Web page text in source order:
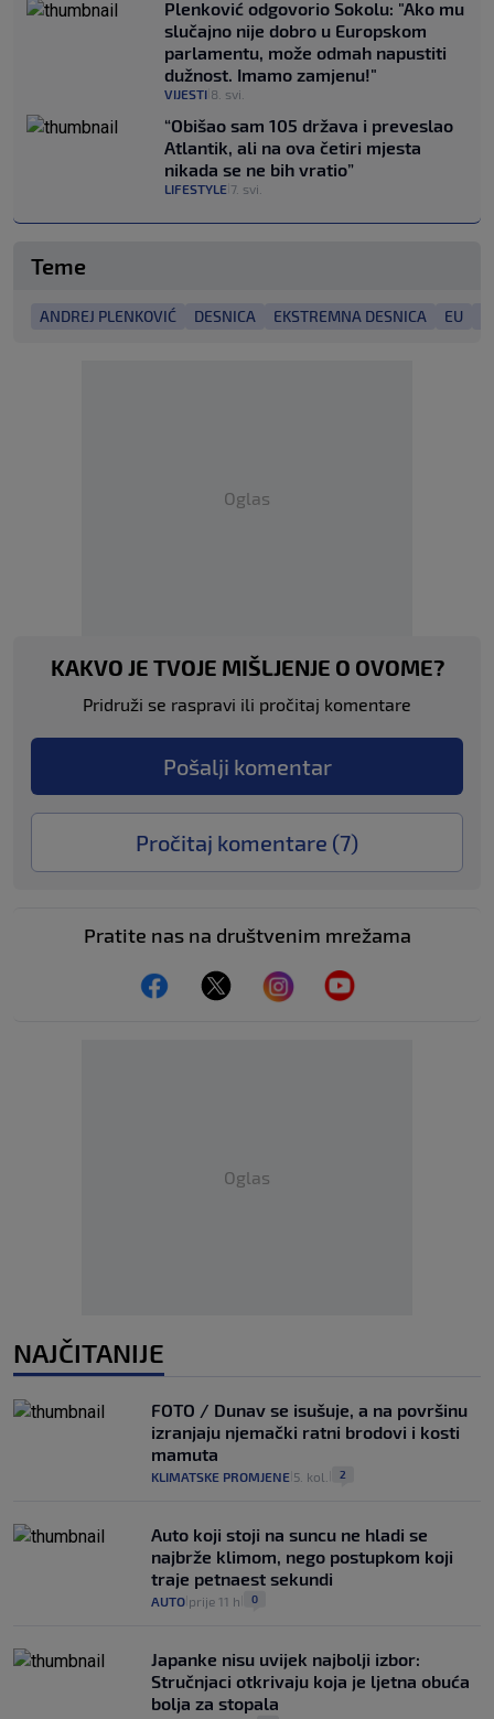
Plenković odgovorio Sokolu: "Ako mu
slučajno nije dobro u Europskom
parlamentu, može odmah napustiti
dužnost. Imamo zamjenu!"
VIJESTI 8. svi.
“Obišao sam 105 država i preveslao
Atlantik, ali na ova četiri mjesta
nikada se ne bih vratio”
LIFESTYLE 7. svi.
Teme
ANDREJ PLENKOVIĆ DESNICA EKSTREMNA DESNICA EU
Oglas
KAKVO JE TVOJE MIŠLJENJE O OVOME?
Pridruži se raspravi ili pročitaj komentare
Pošalji komentar
Pročitaj komentare (7)
Pratite nas na društvenim mrežama
Oglas
NAJČITANIJE
FOTO / Dunav se isušuje, a na površinu
izranjaju njemački ratni brodovi i kosti
mamuta
KLIMATSKE PROMJENE 5. kol. 2
Auto koji stoji na suncu ne hladi se
najbrže klimom, nego postupkom koji
traje petnaest sekundi
AUTO prije 11 h 0
Japanke nisu uvijek najbolji izbor:
Stručnjaci otkrivaju koja je ljetna obuća
bolja za stopala